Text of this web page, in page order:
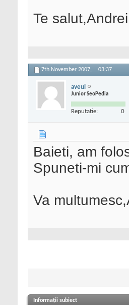
Te salut,Andrei
7th November 2007, 03:37
aveul
Junior SeoPedia
Reputatie: 0
Baieti, am
Spuneti-mi
Va
Informații subiect